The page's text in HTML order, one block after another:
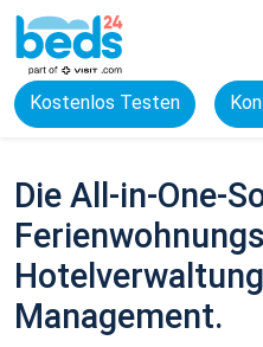
Kostenlos Testen
Die All-in-One-
Management.